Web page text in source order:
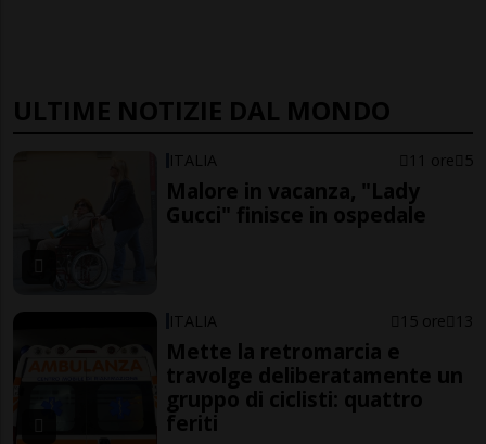
ULTIME NOTIZIE DAL MONDO
ITALIA 11 ore 5
Malore in vacanza, "Lady
Gucci" finisce in ospedale
ITALIA 15 ore 13
Mette la retromarcia e
travolge deliberatamente un
gruppo di ciclisti: quattro
feriti